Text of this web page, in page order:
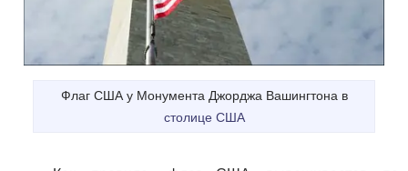
Флаг США у Монумента Джорджа Вашингтона в
столице США